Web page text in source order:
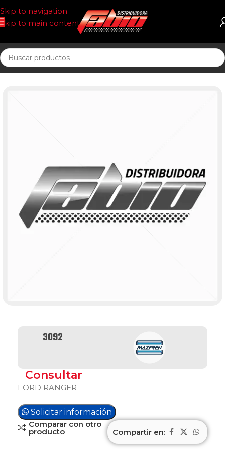
Skip to navigation
Skip to main content
Inicio PASTILLAS DE FRENO
3092
Consultar
FORD RANGER
Solicitar información
Comparar con otro
producto Compartir en: